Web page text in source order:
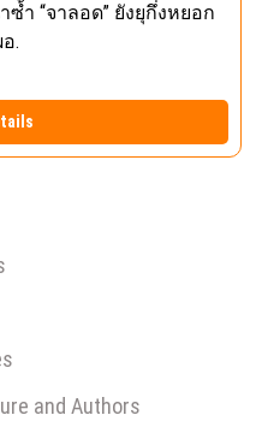
ซ้ำ “จาลอด” ยังยุกึ่งหยอก
.
and Authors